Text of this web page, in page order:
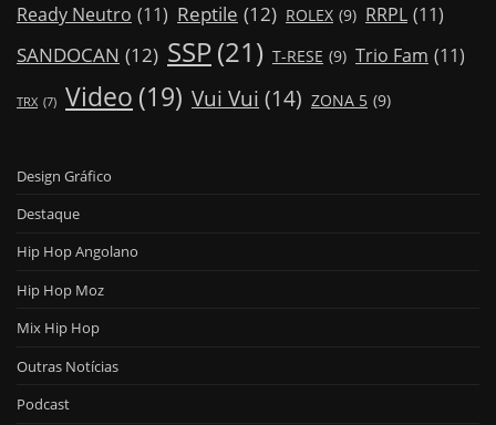
Ready Neutro (11) Reptile (12) ROLEX (9) RRPL (11)
SANDOCAN (12) SSP(21) T-RESE (9) Trio Fam (11)
TRX (7) Video (19) Vui Vui (14) ZONA 5 (9)
Design Gráfico
Destaque
Hip Hop Angolano
Hip Hop Moz
Mix Hip Hop
Outras Notícias
Podcast